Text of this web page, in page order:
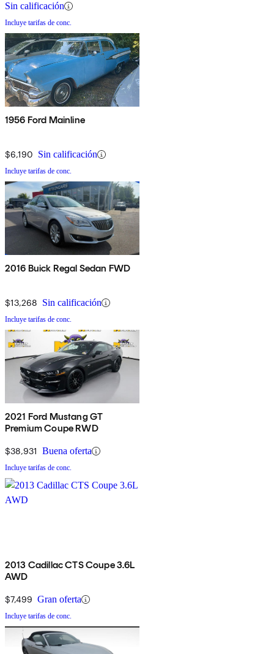
Sin calificación
Incluye tarifas de conc.
1956 Ford Mainline
$6,190 Sin calificación
Incluye tarifas de conc.
2016 Buick Regal Sedan FWD
$13,268 Sin calificación
Incluye tarifas de conc.
2021 Ford Mustang GT
Premium Coupe RWD
$38,931 Buena oferta
Incluye tarifas de conc.
2013 Cadillac CTS Coupe 3.6L
AWD
$7,499 Gran oferta
Incluye tarifas de conc.